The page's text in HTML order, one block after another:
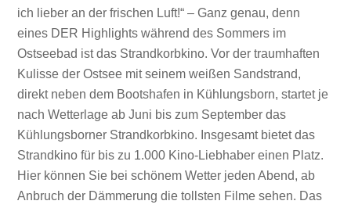
ich lieber an der frischen Luft!“ – Ganz genau, denn
eines DER Highlights während des Sommers im
Ostseebad ist das Strandkorbkino. Vor der traumhaften
Kulisse der Ostsee mit seinem weißen Sandstrand,
direkt neben dem Bootshafen in Kühlungsborn, startet je
nach Wetterlage ab Juni bis zum September das
Kühlungsborner Strandkorbkino. Insgesamt bietet das
Strandkino für bis zu 1.000 Kino-Liebhaber einen Platz.
Hier können Sie bei schönem Wetter jeden Abend, ab
Anbruch der Dämmerung die tollsten Filme sehen. Das